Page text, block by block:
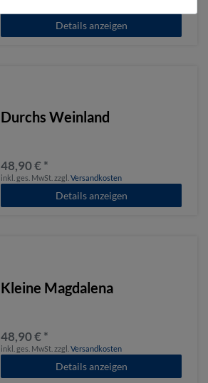
Details anzeigen
Durchs Weinland
48,90 € *
inkl. ges. MwSt. zzgl.Versandkosten
Details anzeigen
Kleine Magdalena
48,90 € *
inkl. ges. MwSt. zzgl.Versandkosten
Details anzeigen